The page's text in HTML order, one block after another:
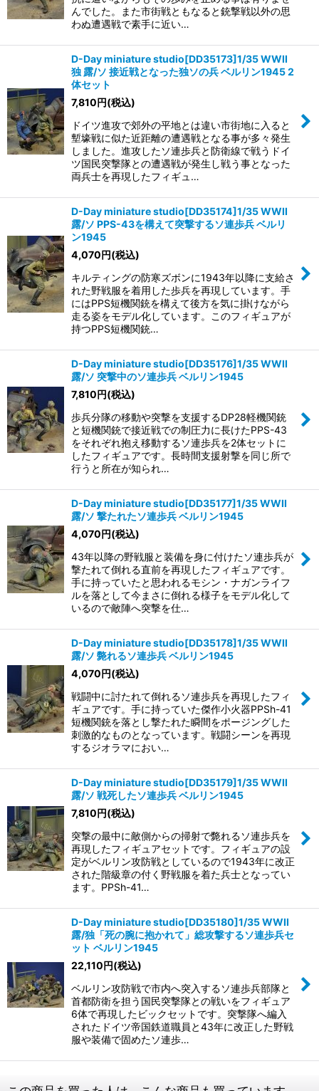
んでした。また市街戦ともなると銃撃戦以外の思
わぬ遭遇戦で素手に近い…
D-Day miniature studio[DD35173]1/35 WWII
独 露/ソ 接近戦となった独ソの兵 ベルリン1945 2
体セット
7,810円(税込)
ドイツ進攻で郊外の平地とは違い市街地に入ると
塹壕戦に似た近距離の遭遇戦となる事が多々発生
しました。進攻したソ連歩兵と防衛線で戦うドイ
ツ国民突撃隊との遭遇戦が発生し戦う事となった
両兵士を再現したフィギュ…
D-Day miniature studio[DD35174]1/35 WWII
露/ソ PPS-43を構えて突撃するソ連歩兵 ベルリ
ン1945
4,070円(税込)
キルティングの防寒ズボンに1943年以降に支給さ
れた野戦服を着用した歩兵を再現しています。手
にはPPS短機関銃を構えて後方を気に掛けながら
走る姿をモデル化しています。このフィギュアが
持つPPS短機関銃…
D-Day miniature studio[DD35176]1/35 WWII
露/ソ 突撃中のソ連歩兵 ベルリン1945
7,810円(税込)
歩兵分隊の移動や突撃を支援するDP28軽機関銃
と短機関銃で接近戦での制圧力に長けたPPS-43
をそれぞれ抱え移動するソ連歩兵を2体セットに
したフィギュアです。長時間支援射撃を同じ所で
行うと所在が知られ…
D-Day miniature studio[DD35177]1/35 WWII
露/ソ 撃たれたソ連歩兵 ベルリン1945
4,070円(税込)
43年以降の野戦服と装備を身に付けたソ連歩兵が
撃たれて倒れる直前を再現したフィギュアです。
手に持っていたと思われるモシン・ナガンライフ
ルを落として今まさに倒れる様子をモデル化して
いるので敵陣へ突撃を仕…
D-Day miniature studio[DD35178]1/35 WWII
露/ソ 斃れるソ連歩兵 ベルリン1945
4,070円(税込)
戦闘中に討たれて倒れるソ連歩兵を再現したフィ
ギュアです。手に持っていた傑作小火器PPSh-41
短機関銃を落とし撃たれた瞬間をポージングした
刺激的なものとなっています。戦闘シーンを再現
するジオラマにおい…
D-Day miniature studio[DD35179]1/35 WWII
露/ソ 戦死したソ連歩兵 ベルリン1945
7,810円(税込)
突撃の最中に敵側からの掃射で斃れるソ連歩兵を
再現したフィギュアセットです。フィギュアの設
定がベルリン攻防戦としているので1943年に改正
された階級章の付く野戦服を着た兵士となってい
ます。PPSh-41…
D-Day miniature studio[DD35180]1/35 WWII
露/独「死の腕に抱かれて」総攻撃するソ連歩兵セ
ット ベルリン1945
22,110円(税込)
ベルリン攻防戦で市内へ突入するソ連歩兵部隊と
首都防衛を担う国民突撃隊との戦いをフィギュア
6体で再現したビックセットです。突撃隊へ編入
されたドイツ帝国鉄道職員と43年に改正した野戦
服や装備で固めたソ連歩…